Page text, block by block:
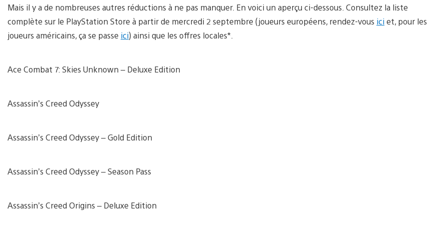
Mais il y a de nombreuses autres réductions à ne pas manquer. En voici un aperçu ci-dessous. Consultez la liste
complète sur le PlayStation Store à partir de mercredi 2 septembre (joueurs européens, rendez-vous iciet, pour les
joueurs américains, ça se passe ici) ainsi que les offres locales*.
Ace Combat 7: Skies Unknown – Deluxe Edition
Assassin’s Creed Odyssey
Assassin’s Creed Odyssey – Gold Edition
Assassin’s Creed Odyssey – Season Pass
Assassin’s Creed Origins – Deluxe Edition